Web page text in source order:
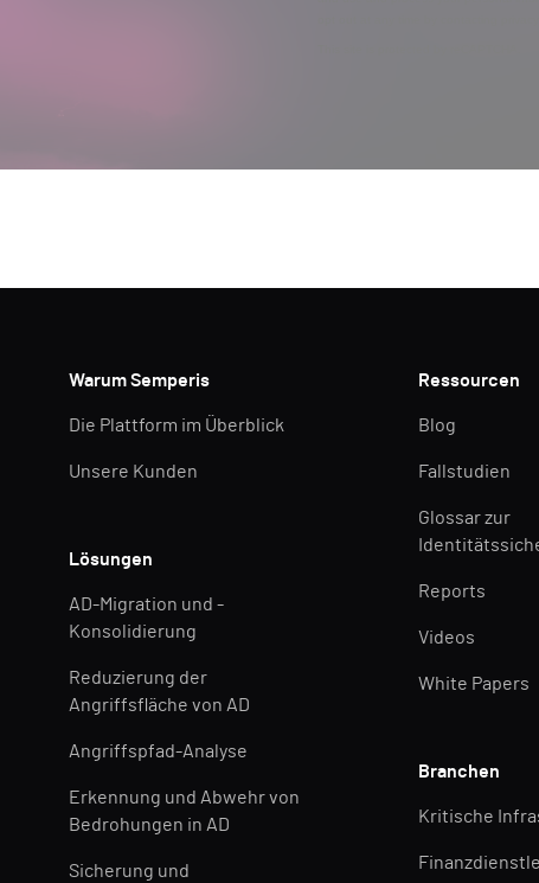
Warum Semperis
Die Plattform im Überblick
Unsere Kunden
Lösungen
AD-Migration und -
Konsolidierung
Reduzierung der
Angriffsfläche von AD
Angriffspfad-Analyse
Erkennung und Abwehr von
Bedrohungen in AD
Sicherung und
Ressourcen
Blog
Fallstudien
Glossar zur
Reports
Videos
White Papers
Branchen
Kritische